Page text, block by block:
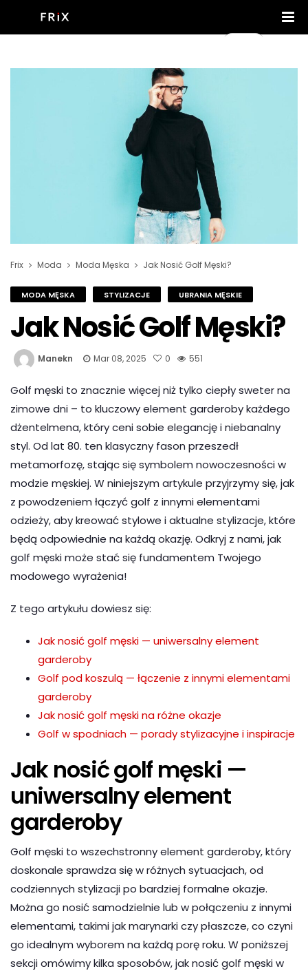
Frix Moda Moda Męska Jak Nosić Golf Męski?
MODA MĘSKA STYLIZACJE UBRANIA MĘSKIE
Jak Nosić Golf Męski?
Manekn Mar 08, 2025 0 551
Golf męski to znacznie więcej niż tylko ciepły sweter na
zimowe dni – to kluczowy element garderoby każdego
dżentelmena, który ceni sobie elegancję i niebanalny
styl. Od lat 80. ten klasyczny fason przeszedł
metamorfozę, stając się symbolem nowoczesności w
modzie męskiej. W niniejszym artykule przyjrzymy się, jak
z powodzeniem łączyć golf z innymi elementami
odzieży, aby kreować stylowe i aktualne stylizacje, które
będą odpowiednie na każdą okazję. Odkryj z nami, jak
golf męski może stać się fundamentem Twojego
modowego wyrażenia!
Z tego artykułu dowiesz się:
Jak nosić golf męski — uniwersalny element
garderoby
Golf pod koszulą — łączenie z innymi elementami
garderoby
Jak nosić golf męski na różne okazje
Golf w spodniach — porady stylizacyjne i inspiracje
Jak nosić golf męski —
uniwersalny element
garderoby
Golf męski to wszechstronny element garderoby, który
doskonale sprawdza się w różnych sytuacjach, od
codziennych stylizacji po bardziej formalne okazje.
Można go nosić samodzielnie lub w połączeniu z innymi
elementami, takimi jak marynarki czy płaszcze, co czyni
go idealnym wyborem na każdą porę roku. W poniższej
sekcji omówimy kilka sposobów, jak nosić golf męski w